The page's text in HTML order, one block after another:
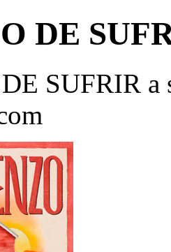
DE
SUFRIR a